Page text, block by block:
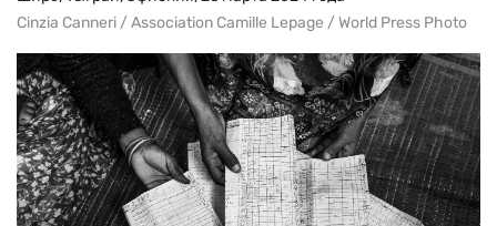
Cinzia Canneri / Association Camille Lepage / World Press Photo